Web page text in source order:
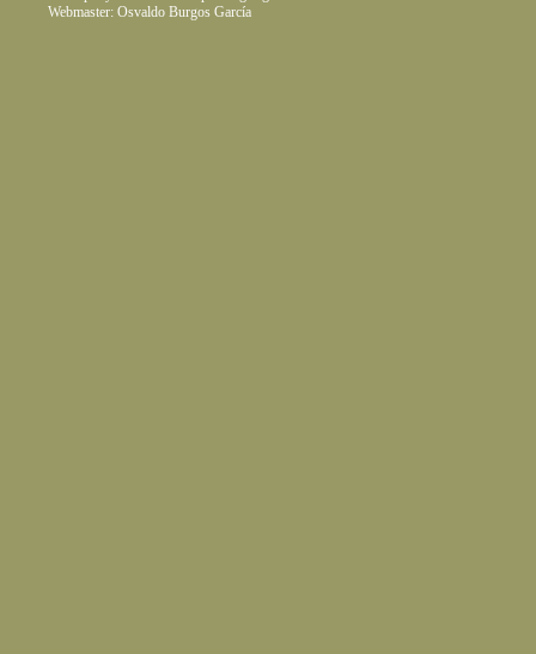
Webmaster: Osvaldo Burgos García